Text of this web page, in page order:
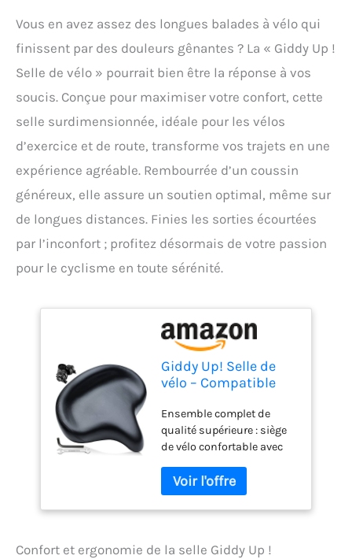
Vous en avez assez des longues balades à vélo qui
finissent par des douleurs gênantes ? La « Giddy Up !
Selle de vélo » pourrait bien être la réponse à vos
soucis. Conçue pour maximiser votre confort, cette
selle surdimensionnée, idéale pour les vélos
d’exercice et de route, transforme vos trajets en une
expérience agréable. Rembourrée d’un coussin
généreux, elle assure un soutien optimal, même sur
de longues distances. Finies les sorties écourtées
par l’inconfort ; profitez désormais de votre passion
pour le cyclisme en toute sérénité.
Giddy Up! Selle de
vélo – Compatible
d'exercice Peloton et
vélo de Route – Selle
de vélo
surdimensionnée
XXL Confortable –
Extra Large de
Rechange
en Mousse à
Ensemble complet de
qualité supérieure : siège
de vélo confortable avec
bande réfléchissante et
clé de montage. Que vous
conduisiez votre selle de
l'extérieur, au travail, à
Confort et ergonomie de la selle Giddy Up !